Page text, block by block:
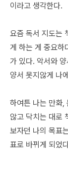
이라고 생각한다.
요즘 독서 지도는
게 하는 게 중요하
가 있다. 악서와
양서 못지않게 나
하여튼 나는 만화,
않고 닥치는 대로
보자던 나의 목표
표로 바뀌게 되었